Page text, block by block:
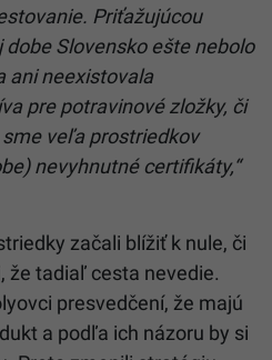
Priťažujúcou
Slovensko ešte nebolo
ani neexistovala
pre potravinové zložky, či
veľa prostriedkov
nevyhnutné certifikáty,“
začali blížiť k nule, či
že tadiaľ cesta nevedie.
presvedčení, že majú
a podľa ich názoru by si